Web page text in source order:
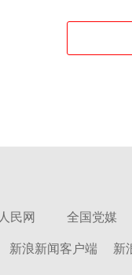
人民网 全国党媒
新浪新闻客户端 新